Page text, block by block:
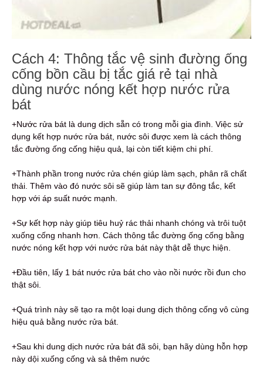
Cách 4: Thông tắc vệ sinh đường ống
cống bồn cầu bị tắc giá rẻ tại nhà
dùng nước nóng kết hợp nước rửa
bát
+Nước rửa bát là dung dịch sẵn có trong mỗi gia đình. Việc sử
dụng kết hợp nước rửa bát, nước sôi được xem là cách thông
tắc đường ống cống hiệu quả, lại còn tiết kiệm chi phí.
+Thành phần trong nước rửa chén giúp làm sạch, phân rã chất
thải. Thêm vào đó nước sôi sẽ giúp làm tan sự đông tắc, kết
hợp với áp suất nước mạnh.
+Sự kết hợp này giúp tiêu huỷ rác thải nhanh chóng và trôi tuột
xuống cống nhanh hơn. Cách thông tắc đường ống cống bằng
nước nóng kết hợp với nước rửa bát này thật dễ thực hiện.
+Đầu tiên, lấy 1 bát nước rửa bát cho vào nồi nước rồi đun cho
thật sôi.
+Quá trình này sẽ tạo ra một loại dung dịch thông cống vô cùng
hiệu quả bằng nước rửa bát.
+Sau khi dung dịch nước rửa bát đã sôi, bạn hãy dùng hỗn hợp
này dội xuống cống và sả thêm nước